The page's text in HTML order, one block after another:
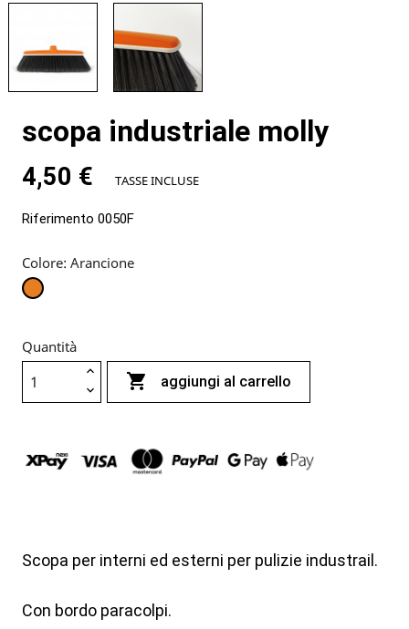
scopa industriale molly
4,50 € TASSE INCLUSE
Riferimento 0050F
Colore: Arancione
Arancione
Quantità
 aggiungi al carrello
Scopa per interni ed esterni per pulizie industrail.
Con bordo paracolpi.